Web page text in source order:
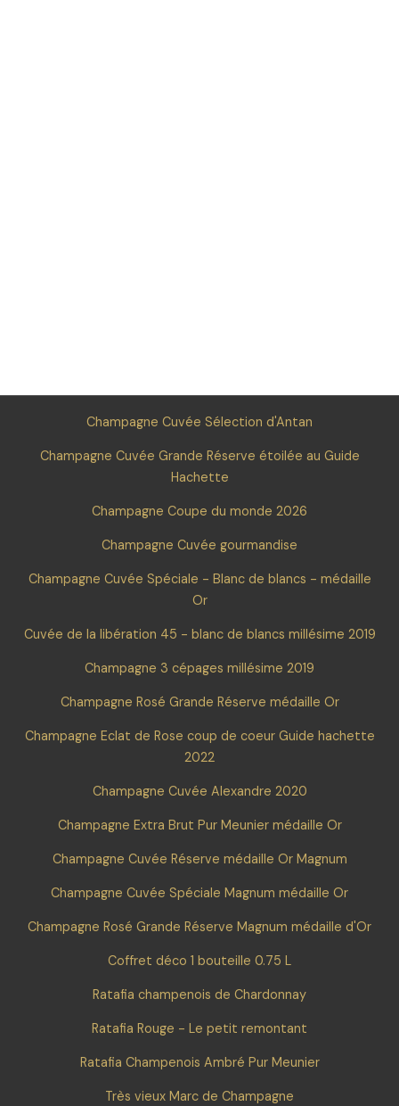
Champagne Cuvée Sélection d'Antan
Champagne Cuvée Grande Réserve étoilée au Guide
Hachette
Champagne Coupe du monde 2026
Champagne Cuvée gourmandise
Champagne Cuvée Spéciale - Blanc de blancs - médaille
Or
Cuvée de la libération 45 - blanc de blancs millésime 2019
Champagne 3 cépages millésime 2019
Champagne Rosé Grande Réserve médaille Or
Champagne Eclat de Rose coup de coeur Guide hachette
2022
Champagne Cuvée Alexandre 2020
Champagne Extra Brut Pur Meunier médaille Or
Champagne Cuvée Réserve médaille Or Magnum
Champagne Cuvée Spéciale Magnum médaille Or
Champagne Rosé Grande Réserve Magnum médaille d'Or
Coffret déco 1 bouteille 0.75 L
Ratafia champenois de Chardonnay
Ratafia Rouge - Le petit remontant
Ratafia Champenois Ambré Pur Meunier
Très vieux Marc de Champagne